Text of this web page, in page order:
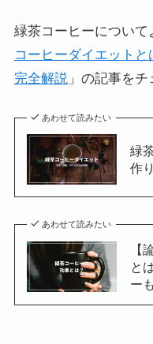
緑茶コーヒーについて
コーヒーダイエット
完全解説 」の記事をチ
あわせて読みたい
緑
作
あわせて読みたい
【
と
ー